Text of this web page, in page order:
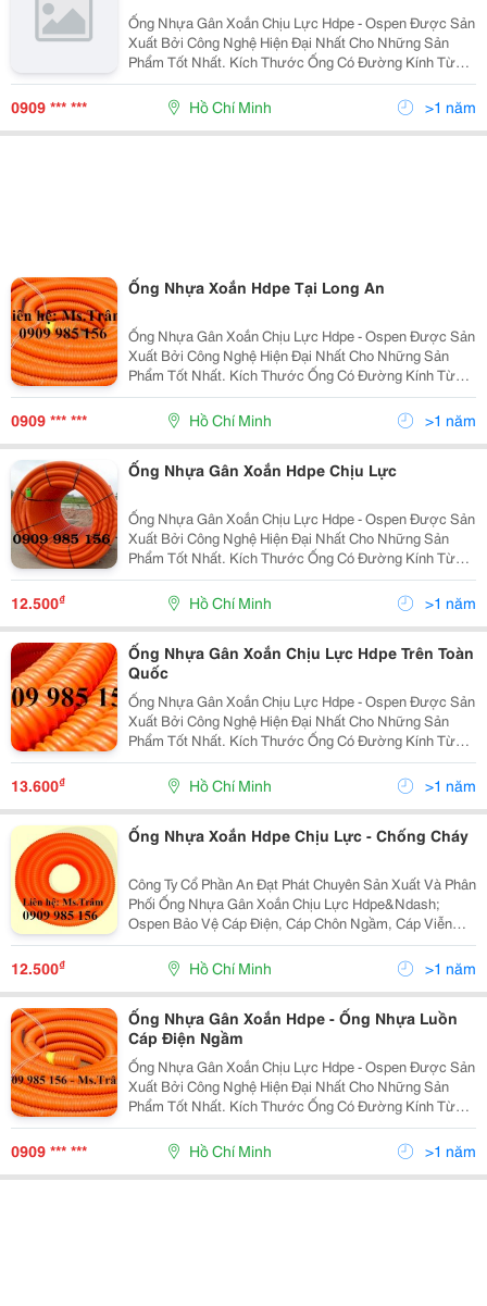
Ống Nhựa Gân Xoắn Chịu Lực Hdpe - Ospen Được Sản
Xuất Bởi Công Nghệ Hiện Đại Nhất Cho Những Sản
Phẩm Tốt Nhất. Kích Thước Ống Có Đường Kính Từ
25Mm Đến 250Mm . Ưu Điểm: Độ Dài Liên Tục, Dễ
Dàng Uốn Cong, Khả Năng Chịu Lực Lớn, Kinh Tế, Tiết
0909 *** *** Hồ Chí Minh >1 năm
Ống Nhựa Xoắn Hdpe Tại Long An
Ống Nhựa Gân Xoắn Chịu Lực Hdpe - Ospen Được Sản
Xuất Bởi Công Nghệ Hiện Đại Nhất Cho Những Sản
Phẩm Tốt Nhất. Kích Thước Ống Có Đường Kính Từ
25Mm Đến 250Mm . Ưu Điểm: Độ Dài Liên Tục, Dễ
Dàng Uốn Cong, Khả Năng Chịu Lực Lớn, Kinh Tế, Tiết
0909 *** *** Hồ Chí Minh >1 năm
Ống Nhựa Gân Xoắn Hdpe Chịu Lực
Ống Nhựa Gân Xoắn Chịu Lực Hdpe - Ospen Được Sản
Xuất Bởi Công Nghệ Hiện Đại Nhất Cho Những Sản
Phẩm Tốt Nhất. Kích Thước Ống Có Đường Kính Từ
25Mm Đến 250Mm . Ưu Điểm: Độ Dài Liên Tục, Dễ
Dàng Uốn Cong, Khả Năng Chịu Lực Lớn, Kinh Tế, Tiết
12.500₫ Hồ Chí Minh >1 năm
Ống Nhựa Gân Xoắn Chịu Lực Hdpe Trên Toàn
Quốc
Ống Nhựa Gân Xoắn Chịu Lực Hdpe - Ospen Được Sản
Xuất Bởi Công Nghệ Hiện Đại Nhất Cho Những Sản
Phẩm Tốt Nhất. Kích Thước Ống Có Đường Kính Từ
25Mm Đến 250Mm . Ưu Điểm: Độ Dài Liên Tục, Dễ
Dàng Uốn Cong, Khả Năng Chịu Lực Lớn, Kinh Tế, Tiết
13.600₫ Hồ Chí Minh >1 năm
Ống Nhựa Xoắn Hdpe Chịu Lực - Chống Cháy
Công Ty Cổ Phần An Đạt Phát Chuyên Sản Xuất Và Phân
Phối Ống Nhựa Gân Xoắn Chịu Lực Hdpe&Ndash;
Ospen Bảo Vệ Cáp Điện, Cáp Chôn Ngầm, Cáp Viễn
Thông. Ưu Điểm: Độ Dài Liên Tục, Dễ Dàng Uốn Cong,
Khả Năng Chịu Nhiệt, Chịu Lực Lớn, Độ Bền Hóa Chất,
12.500₫ Hồ Chí Minh >1 năm
Ống Nhựa Gân Xoắn Hdpe - Ống Nhựa Luồn
Cáp Điện Ngầm
Ống Nhựa Gân Xoắn Chịu Lực Hdpe - Ospen Được Sản
Xuất Bởi Công Nghệ Hiện Đại Nhất Cho Những Sản
Phẩm Tốt Nhất. Kích Thước Ống Có Đường Kính Từ
25Mm Đến 250Mm . Ưu Điểm: Độ Dài Liên Tục, Dễ
Dàng Uốn Cong, Khả Năng Chịu Lực Lớn, Kinh Tế, Tiết
0909 *** *** Hồ Chí Minh >1 năm